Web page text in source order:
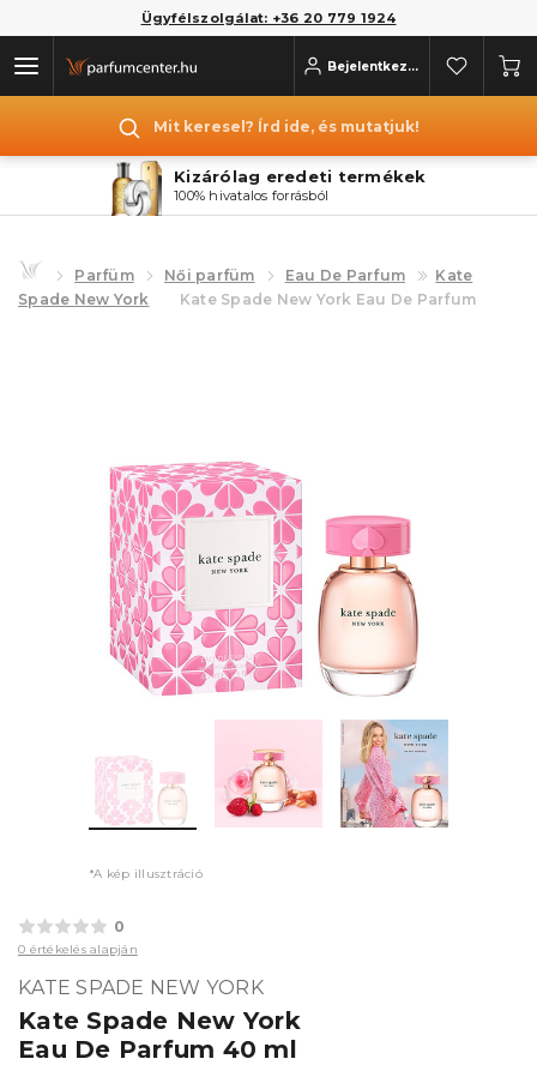
Ügyfélszolgálat: +36 20 779 1924
Bejelentkezés
Mit keresel? Írd ide, és mutatjuk!
Kizárólag eredeti termékek
100% hivatalos forrásból
Parfüm Női parfüm Eau De Parfum
Kate
Spade New York
Kate Spade New York Eau De Parfum
*A kép illusztráció
0
0 értékelés alapján
KATE SPADE NEW YORK
Kate Spade New York
Eau De Parfum 40 ml